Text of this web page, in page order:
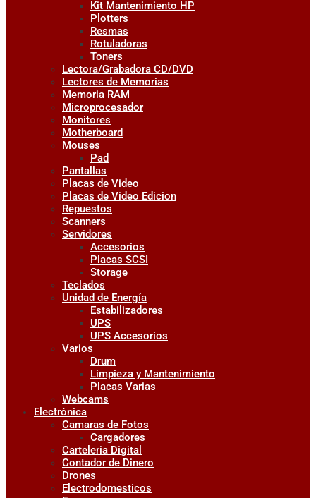
Kit Mantenimiento HP
Plotters
Resmas
Rotuladoras
Toners
Lectora/Grabadora CD/DVD
Lectores de Memorias
Memoria RAM
Microprocesador
Monitores
Motherboard
Mouses
Pad
Pantallas
Placas de Video
Placas de Video Edicion
Repuestos
Scanners
Servidores
Accesorios
Placas SCSI
Storage
Teclados
Unidad de Energía
Estabilizadores
UPS
UPS Accesorios
Varios
Drum
Limpieza y Mantenimiento
Placas Varias
Webcams
Electrónica
Camaras de Fotos
Cargadores
Carteleria Digital
Contador de Dinero
Drones
Electrodomesticos